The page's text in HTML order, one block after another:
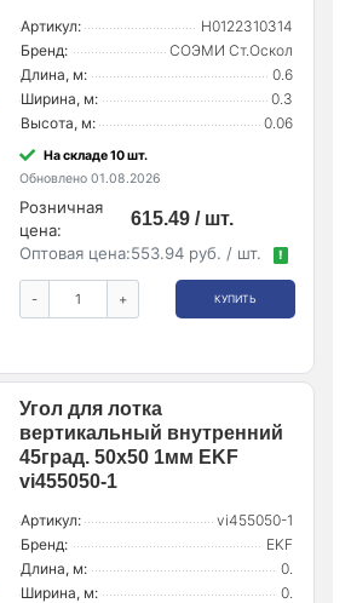
Артикул:
Н0122310314
Бренд:
СОЭМИ Ст.Оскол
Длина, м:
0.6
Ширина, м:
0.3
Высота, м:
0.06
На складе 10 шт.
Обновлено 01.08.2026
Розничная
цена:
615.49 / шт.
Оптовая цена:553.94 руб. / шт. !
- + КУПИТЬ
Угол для лотка
вертикальный внутренний
45град. 50х50 1мм EKF
vi455050-1
Артикул:
vi455050-1
Бренд:
EKF
Длина, м:
0.
Ширина, м:
0.